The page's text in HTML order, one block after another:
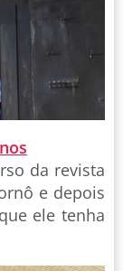
da revista
e depois
ele tenha